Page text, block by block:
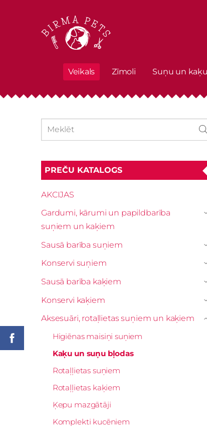
Veikals Zīmoli Suņu un
PREČU KATALOGS
AKCIJAS
Gardumi, kārumi un papildbarība
suņiem un kaķiem
Sausā barība suņiem
Konservi suņiem
Sausā barība kaķiem
Konservi kaķiem
Aksesuāri, rotaļlietas suņiem un kaķiem
Higiēnas maisiņi suņiem
Kaķu un suņu bļodas
Rotaļļietas suņiem
Rotaļļietas kaķiem
Ķepu mazgātāji
Komplekti kucēniem